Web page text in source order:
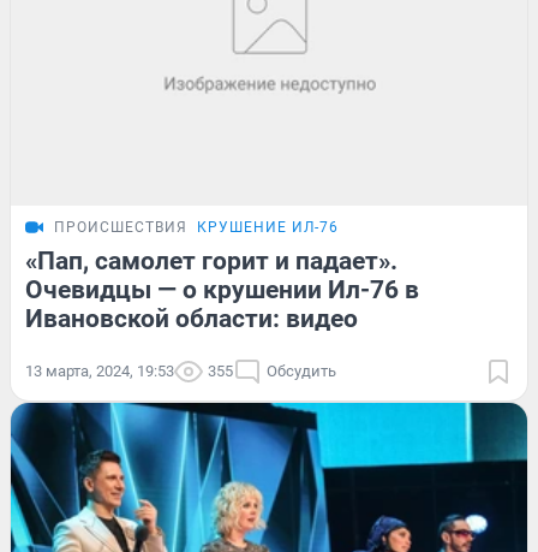
ПРОИСШЕСТВИЯ КРУШЕНИЕ ИЛ-76
«Пап, самолет горит и падает».
Очевидцы — о крушении Ил-76 в
Ивановской области: видео
13 марта, 2024, 19:53 355 Обсудить